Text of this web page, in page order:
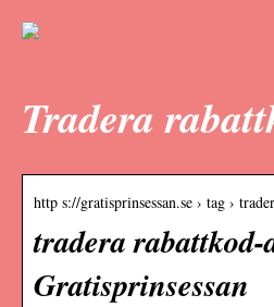
Tradera
http s://gratisprinsessan.se › tag ›
tradera
Gratisprinsessan